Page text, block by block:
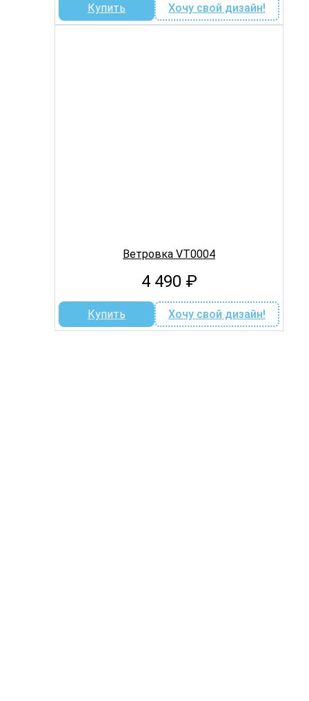
Купить Хочу свой дизайн!
Ветровка VT0004
4 490 ₽
Купить Хочу свой дизайн!